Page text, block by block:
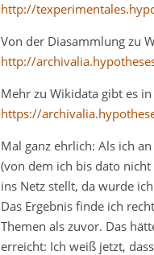
http://
Von der Diasammlung zu
http://
Mehr zu Wikidata gibt es
https://
Mal ganz ehrlich: Als ich
(von dem ich bis dato
ins Netz stellt, da wurde
Das Ergebnis finde ich
Themen als zuvor. Das
erreicht: Ich weiß jetzt,